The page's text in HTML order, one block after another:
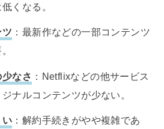
くなる。
：最新作などの一部コンテンツ
なさ ：Netflixなどの他サービス
ナルコンテンツが少ない。
い ：解約手続きがやや複雑であ